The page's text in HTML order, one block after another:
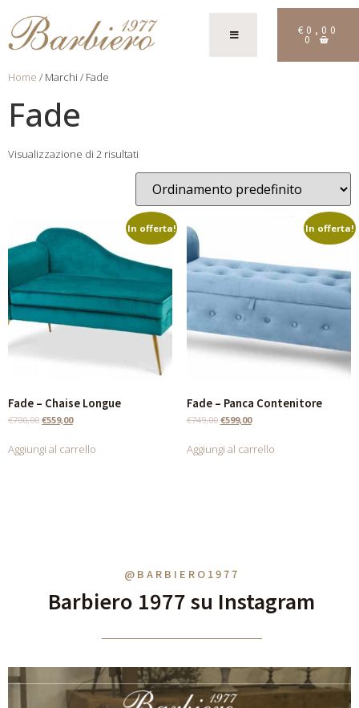
€ 0,00
0
Home / Marchi / Fade
Fade
Visualizzazione di 2 risultati
In offerta!
Fade – Chaise Longue
€700,00 €559,00
Aggiungi al carrello
In offerta!
Fade – Panca Contenitore
€749,00 €599,00
Aggiungi al carrello
@BARBIERO1977
Barbiero 1977 su Instagram